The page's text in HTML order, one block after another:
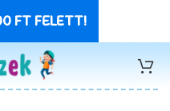
FT FELETT!